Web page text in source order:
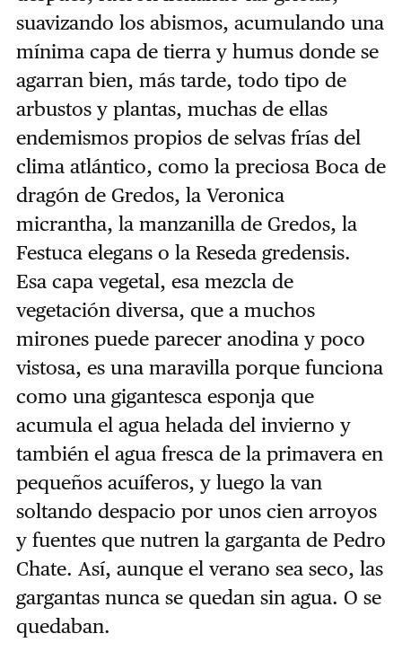
suavizando los abismos, acumulando una
mínima capa de tierra y humus donde se
agarran bien, más tarde, todo tipo de
arbustos y plantas, muchas de ellas
endemismos propios de selvas frías del
clima atlántico, como la preciosa Boca de
dragón de Gredos, la Veronica
micrantha, la manzanilla de Gredos, la
Festuca elegans o la Reseda gredensis.
Esa capa vegetal, esa mezcla de
vegetación diversa, que a muchos
mirones puede parecer anodina y poco
vistosa, es una maravilla porque funciona
como una gigantesca esponja que
acumula el agua helada del invierno y
también el agua fresca de la primavera en
pequeños acuíferos, y luego la van
soltando despacio por unos cien arroyos
y fuentes que nutren la garganta de Pedro
Chate. Así, aunque el verano sea seco, las
gargantas nunca se quedan sin agua. O se
quedaban.